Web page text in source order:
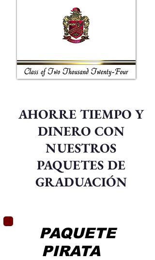
AHORRE TIEMPO Y
DINERO CON
NUESTROS
PAQUETES DE
GRADUACIÓN
PAQUETE
PIRATA